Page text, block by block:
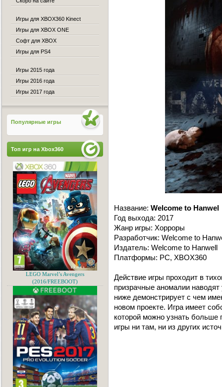
Название: Welcome to Hanwel
Год выхода: 2017
Жанр игры: Хорроры
Разработчик: Welcome to
Издатель: Welcome to Hanwell
Платформы: PC, XBOX360
Действие игры проходит в
призрачные аномалии
ниже демонстрирует с чем
новом проекте. Игра имеет
которой можно узнать
игры ни там, ни из других
Игры для XBOX360 Kinect
Игры для XBOX ONE
Софт для XBOX
Игры для PS4
Игры 2015 года
Игры 2016 года
Игры 2017 года
Популярные игры
Топ игр на Xbox360
LEGO Marvel’s Avengers
(2016/FREEBOOT)